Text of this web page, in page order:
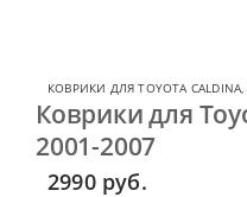
КОВРИКИ ДЛЯ TOYOTA CALDINA
Коврики для
2001-2007
2990 руб.